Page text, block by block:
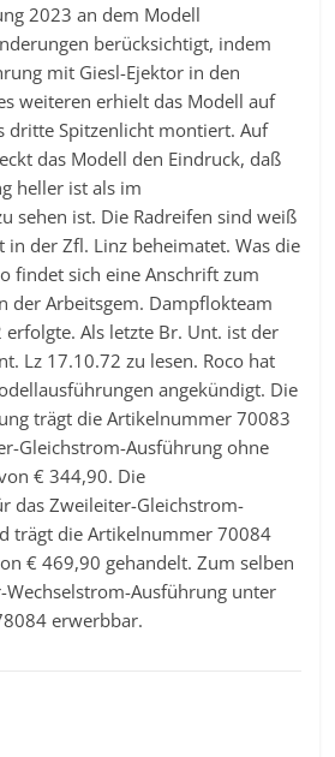
2023 an dem Modell
berücksichtigt, indem
mit Giesl-Ejektor in den
weiteren erhielt das Modell auf
dritte Spitzenlicht montiert. Auf
das Modell den Eindruck, daß
heller ist als im
sehen ist. Die Radreifen sind weiß
in der Zfl. Linz beheimatet. Was die
findet sich eine Anschrift zum
der Arbeitsgem. Dampflokteam
Als letzte Br. Unt. ist der
Lz 17.10.72 zu lesen. Roco hat
angekündigt. Die
trägt die Artikelnummer 70083
Gleichstrom-Ausführung ohne
€ 344,90. Die
das Zweileiter-Gleichstrom-
trägt die Artikelnummer 70084
€ 469,90 gehandelt. Zum selben
Wechselstrom-Ausführung unter
erwerbbar.